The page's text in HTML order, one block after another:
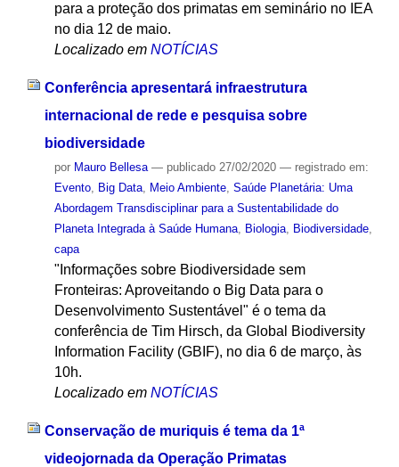
para a proteção dos primatas em seminário no IEA
no dia 12 de maio.
Localizado em NOTÍCIAS
Conferência apresentará infraestrutura
internacional de rede e pesquisa sobre
biodiversidade
por Mauro Bellesa — publicado27/02/2020 — registrado em:
Evento, Big Data, Meio Ambiente, Saúde Planetária: Uma
Abordagem Transdisciplinar para a Sustentabilidade do
Planeta Integrada à Saúde Humana, Biologia, Biodiversidade,
capa
"Informações sobre Biodiversidade sem
Fronteiras: Aproveitando o Big Data para o
Desenvolvimento Sustentável" é o tema da
conferência de Tim Hirsch, da Global Biodiversity
Information Facility (GBIF), no dia 6 de março, às
10h.
Localizado em NOTÍCIAS
Conservação de muriquis é tema da 1ª
videojornada da Operação Primatas